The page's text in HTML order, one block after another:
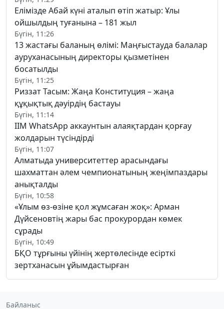
Елімізде Абай күні аталып өтіп жатыр: Ұлы
ойшылдың туғанына – 181 жыл
Бүгін, 11:26
13 жастағы баланың өлімі: Маңғыстауда балалар
ауруханасының директоры қызметінен
босатылды
Бүгін, 11:25
Риззат Тасым: Жаңа Конституция – жаңа
құқықтық дәуірдің бастауы
Бүгін, 11:14
ІІМ WhatsApp аккаунтын алаяқтардан қорғау
жолдарын түсіндірді
Бүгін, 11:07
Алматыда университеттер арасындағы
шахматтан әлем чемпионатының жеңімпаздары
анықталды
Бүгін, 10:58
«Ұлым өз-өзіне қол жұмсаған жоқ»: Арман
Дүйсеновтің жары бас прокурордан көмек
сұрады
Бүгін, 10:49
БҚО тұрғыны үйінің жертөлесінде есірткі
зертханасын ұйымдастырған
Байланыс